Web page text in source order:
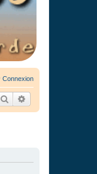
Connexion
Rechercher